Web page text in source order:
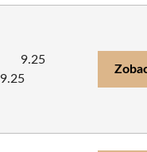
9.25
9.25